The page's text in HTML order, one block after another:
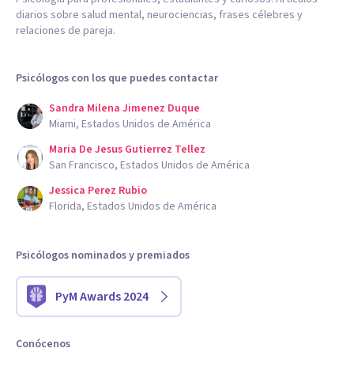
diarios sobre salud mental, neurociencias, frases célebres y
relaciones de pareja.
Psicólogos con los que puedes contactar
Sandra Milena Jimenez Duque
Miami, Estados Unidos de América
Maria De Jesus Gutierrez Tellez
San Francisco, Estados Unidos de América
Jessica Perez Rubio
Florida, Estados Unidos de América
Psicólogos nominados y premiados
PyM Awards 2024
Conócenos